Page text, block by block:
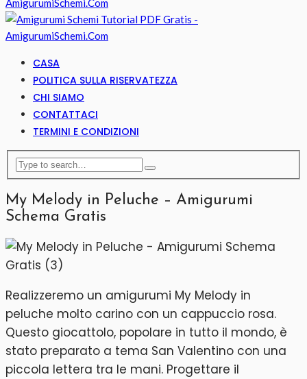
CASA
POLITICA SULLA RISERVATEZZA
CHI SIAMO
CONTATTACI
TERMINI E CONDIZIONI
My Melody in Peluche – Amigurumi
Schema Gratis
Realizzeremo un amigurumi My Melody in
peluche molto carino con un cappuccio rosa.
Questo giocattolo, popolare in tutto il mondo, è
stato preparato a tema San Valentino con una
piccola lettera tra le mani. Progettare il